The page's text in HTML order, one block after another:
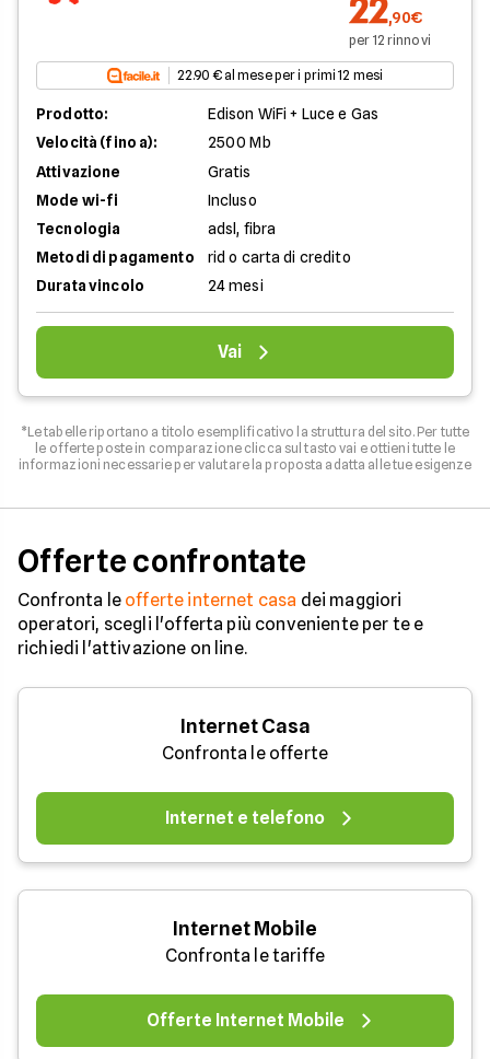
22,90€
per 12 rinnovi
22.90 € al mese per i primi 12 mesi
Prodotto:
Edison WiFi + Luce e Gas
Velocità (fino a):
2500 Mb
Attivazione
Gratis
Mode wi-fi
Incluso
Tecnologia
adsl, fibra
Metodi di pagamento
rid o carta di credito
Durata vincolo
24 mesi
Vai
*Le tabelle riportano a titolo esemplificativo la struttura del sito. Per tutte
le offerte poste in comparazione clicca sul tasto vai e ottieni tutte le
informazioni necessarie per valutare la proposta adatta alle tue esigenze
Offerte confrontate
Confronta le offerte internet casa dei maggiori
operatori, scegli l'offerta più conveniente per te e
richiedi l'attivazione on line.
Internet Casa
Confronta le offerte
Internet e telefono
Internet Mobile
Confronta le tariffe
Offerte Internet Mobile